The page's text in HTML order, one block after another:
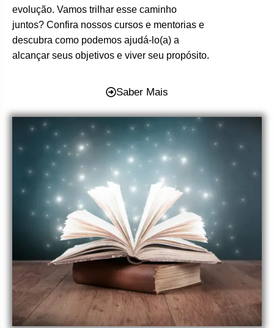
evolução. Vamos trilhar esse caminho
juntos? Confira nossos cursos e mentorias e
descubra como podemos ajudá-lo(a) a
alcançar seus objetivos e viver seu propósito.
Saber Mais